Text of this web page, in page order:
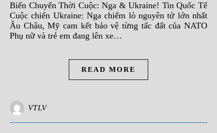
Biến Chuyển Thời Cuộc: Nga & Ukraine! Tin Quốc Tế
Cuộc chiến Ukraine: Nga chiếm lò nguyên tử lớn nhất
Âu Châu, Mỹ cam kết bảo vệ từng tấc đất của NATO
Phụ nữ và trẻ em đang lên xe…
READ MORE
VTLV